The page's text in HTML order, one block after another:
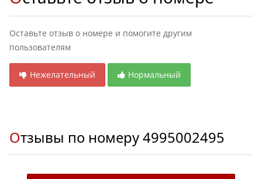
Оставьте отзыв о номере и помогите другим
пользователям
Нежелательный Нормальный
Отзывы по номеру4995002495